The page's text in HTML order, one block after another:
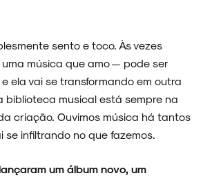
sento e toco. Às vezes
música que amo — pode ser
ela vai se transformando em outra
biblioteca musical está sempre na
criação. Ouvimos música há tantos
se infiltrando no que fazemos.
um álbum novo, um